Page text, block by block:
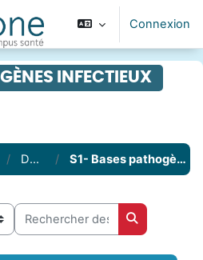
Connexion
INFECTIEUX
DFGSP2 S1- Bases pathogènes infectieux
Rechercher des cours
Rechercher